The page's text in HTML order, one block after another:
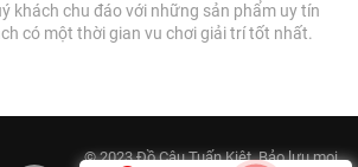
khách chu đáo với những sản phẩm uy tín
có một thời gian vu chơi giải trí tốt nhất.
© 2023 Đồ Câu Tuấn Kiệt. Bảo lưu mọi